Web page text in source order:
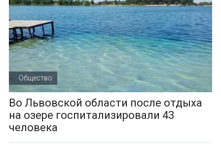
Общество
Во Львовской области после отдыха
на озере госпитализировали 43
человека